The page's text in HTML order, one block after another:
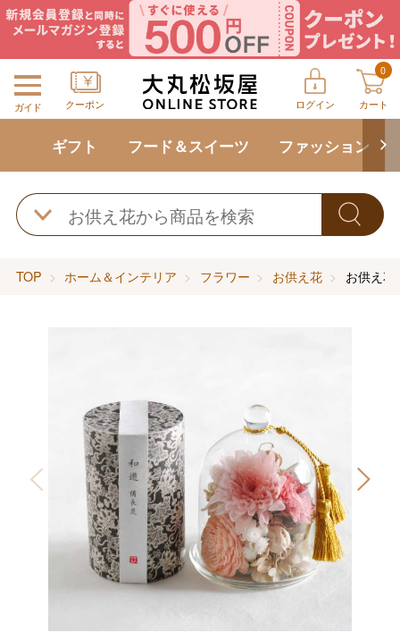
ガイド クーポン ログイン
0
カート
ギフト フード＆スイーツ ファッション
TOP ホーム＆インテリア フラワー お供え花 お供え花